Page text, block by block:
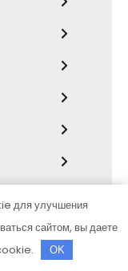
для улучшения
сайтом, вы даете
OK